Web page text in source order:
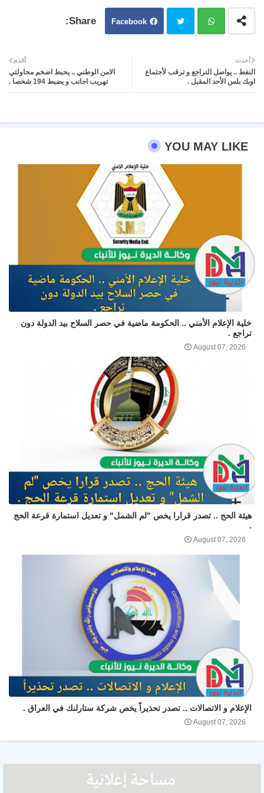
Facebook
ter atsa
أحدث
النفط .. يواصل التراجع و ترقب لأجتماع
اوبك بلس الأحد المقبل .
أقدم
الامن الوطني .. يحبط اضخم محاولتي
تهريب اجانب و يضبط 194 شخصا .
YOU MAY LIKE
خلية الإعلام الأمني .. الحكومة ماضية في حصر السلاح بيد الدولة دون
تراجع .
August 07, 2026
هيئة الحج .. تصدر قرارا يخص "لم الشمل" و تعديل استمارة قرعة الحج
.
August 07, 2026
الإعلام و الاتصالات .. تصدر تحذيراً يخص شركة ستارلنك في العراق .
August 07, 2026